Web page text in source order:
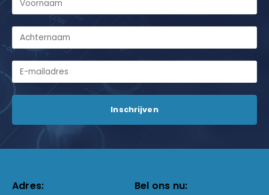
Adres: Bel ons nu: